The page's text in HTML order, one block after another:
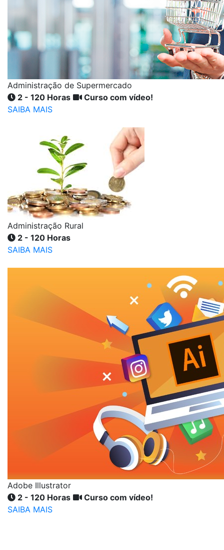
Administração de Supermercado
2 - 120 Horas
Curso com vídeo!
SAIBA MAIS
Administração Rural
2 - 120 Horas
SAIBA MAIS
Adobe Illustrator
2 - 120 Horas
Curso com vídeo!
SAIBA MAIS